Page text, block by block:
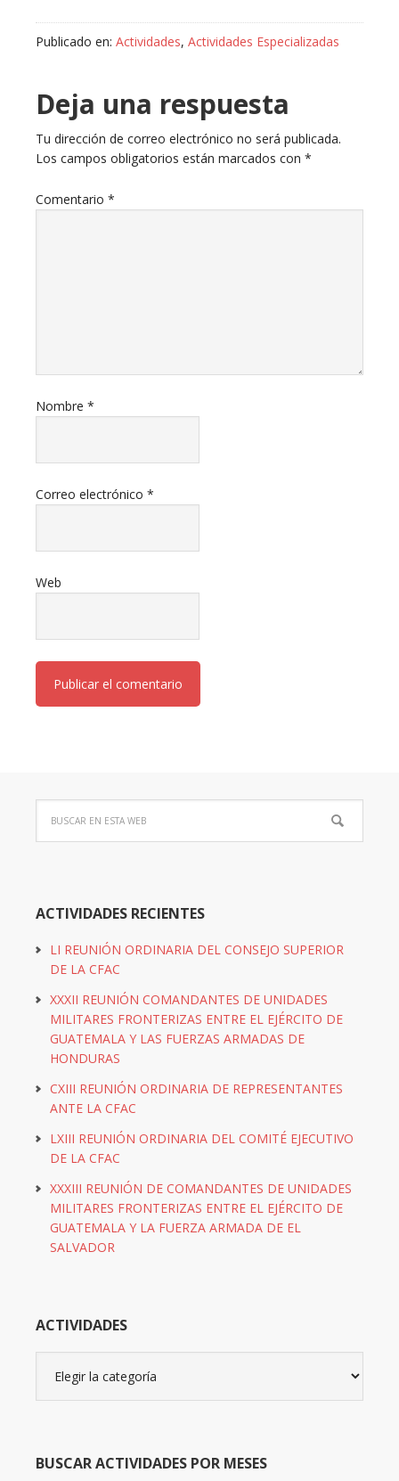
Publicado en: Actividades, Actividades Especializadas
Deja una respuesta
Tu dirección de correo electrónico no será publicada.
Los campos obligatorios están marcados con *
Comentario *
Nombre *
Correo electrónico *
Web
ACTIVIDADES RECIENTES
LI REUNIÓN ORDINARIA DEL CONSEJO SUPERIOR
DE LA CFAC
XXXII REUNIÓN COMANDANTES DE UNIDADES
MILITARES FRONTERIZAS ENTRE EL EJÉRCITO DE
GUATEMALA Y LAS FUERZAS ARMADAS DE
HONDURAS
CXIII REUNIÓN ORDINARIA DE REPRESENTANTES
ANTE LA CFAC
LXIII REUNIÓN ORDINARIA DEL COMITÉ EJECUTIVO
DE LA CFAC
XXXIII REUNIÓN DE COMANDANTES DE UNIDADES
MILITARES FRONTERIZAS ENTRE EL EJÉRCITO DE
GUATEMALA Y LA FUERZA ARMADA DE EL
SALVADOR
ACTIVIDADES
BUSCAR ACTIVIDADES POR MESES